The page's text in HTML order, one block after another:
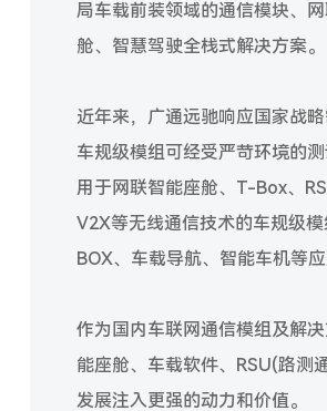
局车载前装领域的通信模块、
舱、智慧驾驶全栈式解决方案。
近年来，广通远驰响应国家战
车规级模组可经受严苛环境的
用于网联智能座舱、T-Box、
V2X等无线通信技术的车规级
BOX、车载导航、智能车机等
作为国内车联网通信模组及解
能座舱、车载软件、RSU(路测
发展注入更强的动力和价值。